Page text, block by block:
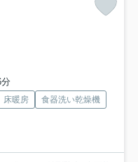
床暖房
食器洗い乾燥機